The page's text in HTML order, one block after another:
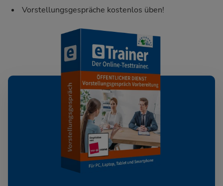
Vorstellungsgespräche kostenlos üben!